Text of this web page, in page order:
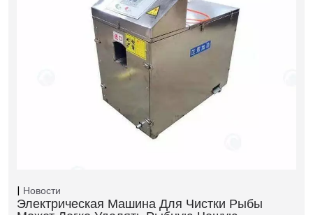
Новости
Электрическая Машина Для Чистки Рыбы